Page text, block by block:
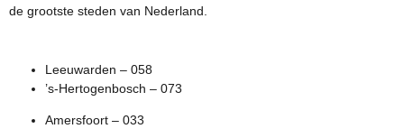
de grootste steden van Nederland.
Leeuwarden – 058
’s-Hertogenbosch – 073
Amersfoort – 033